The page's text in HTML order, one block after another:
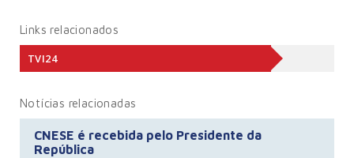
Links relacionados
TVI24
Notícias relacionadas
CNESE é recebida pelo Presidente da
República